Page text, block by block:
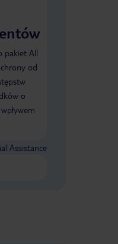
pakiet All
od
o
Assistance